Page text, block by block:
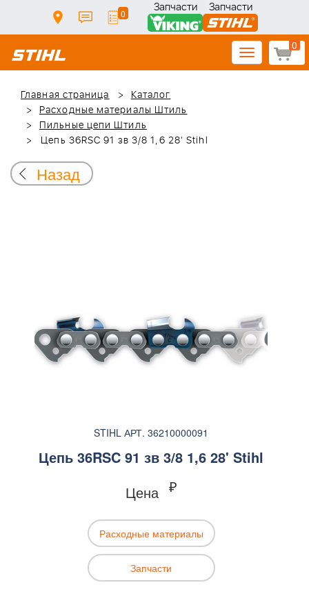
0 Запчасти Запчасти
0
Toggle
navigation
Главная страница
Каталог
Расходные материалы Штиль
Пильные цепи Штиль
Цепь 36RSC 91 зв 3/8 1,6 28' Stihl
Назад
STIHL АРТ. 36210000091
Цепь 36RSC 91 зв 3/8 1,6 28' Stihl
Цена ₽
Расходные материалы
Запчасти